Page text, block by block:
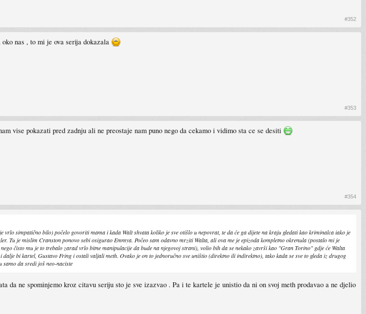
#352
nas , to mi je ova serija dokazala
#353
vise pokazati pred zadnju ali ne preostaje nam puno nego da cekamo i vidimo sta ce se desiti
#354
simpatično bilo) počelo govoriti mama i kada Walt shvata koliko je sve otišlo u nepovrat, te da će ga dijete na kraju gledati kao kriminalca iako je
Tu je mislim Cranston ponovo sebi osigurao Emmya. Počeo sam odavno mrziti Walta, ali ova me je epizoda kompletno okrenula (postalo mi je
čisto mu je to trebalo zarad vrlo bitne manipulacije da bude na njegovoj strani), volio bih da se nekako završi kao "Gran Torino" gdje će Walta
bi kartel, Gustavo Fring i ostali valjali meth. Ovako je on to jednoručno sve uništio (direktno ili indirektno), tako kada se sve to gleda iz drugog
samo da sredi još neo-naciste
da ne spominjemo kroz citavu seriju sto je sve izazvao . Pa i te kartele je unistio da ni on svoj meth prodavao a ne djelio